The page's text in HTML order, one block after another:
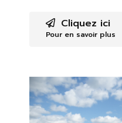
Cliquez ici
Pour en savoir plus